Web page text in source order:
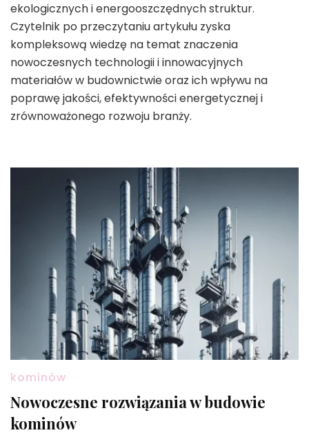
ekologicznych i energooszczędnych struktur.
Czytelnik po przeczytaniu artykułu zyska
kompleksową wiedzę na temat znaczenia
nowoczesnych technologii i innowacyjnych
materiałów w budownictwie oraz ich wpływu na
poprawę jakości, efektywności energetycznej i
zrównoważonego rozwoju branży.
kominów
Nowoczesne rozwiązania w budowie
kominów